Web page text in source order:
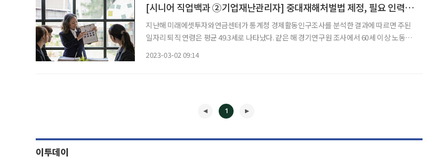
[시니어 직업백과 ②기업재난관리자] 중대재해처벌법 제정, 필요 인력으로 급부상
지난해 미래에셋투자와연금센터가 통계청 경제활동인구조사를 분석한 결과에 따르면 주된
일자리 퇴직 연령은 평균 49.3세로 나타났다. 같은 해 경기연구원 조사에서 60세 이상 노동자
2023-03-02 09:14
1
이투데이